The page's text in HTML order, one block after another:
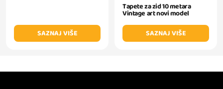
SAZNAJ VIŠE
Tapete za zid 10 metara
Vintage art novi model
SAZNAJ VIŠE